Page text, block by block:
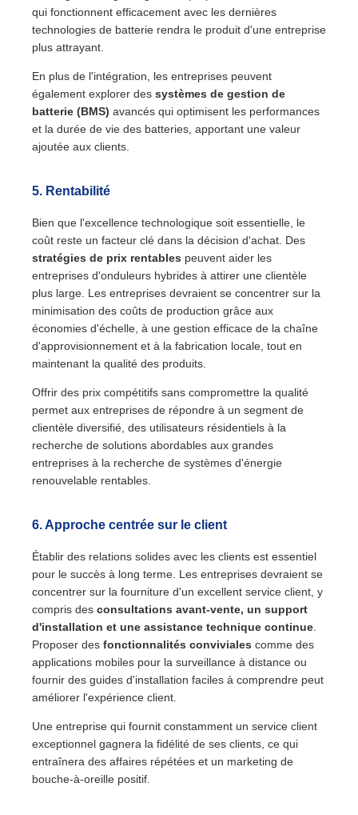
qui fonctionnent efficacement avec les dernières
technologies de batterie rendra le produit d'une entreprise
plus attrayant.
En plus de l'intégration, les entreprises peuvent
également explorer des systèmes de gestion de
batterie (BMS) avancés qui optimisent les performances
et la durée de vie des batteries, apportant une valeur
ajoutée aux clients.
5. Rentabilité
Bien que l'excellence technologique soit essentielle, le
coût reste un facteur clé dans la décision d'achat. Des
stratégies de prix rentables peuvent aider les
entreprises d'onduleurs hybrides à attirer une clientèle
plus large. Les entreprises devraient se concentrer sur la
minimisation des coûts de production grâce aux
économies d'échelle, à une gestion efficace de la chaîne
d'approvisionnement et à la fabrication locale, tout en
maintenant la qualité des produits.
Offrir des prix compétitifs sans compromettre la qualité
permet aux entreprises de répondre à un segment de
clientèle diversifié, des utilisateurs résidentiels à la
recherche de solutions abordables aux grandes
entreprises à la recherche de systèmes d'énergie
renouvelable rentables.
6.Approche centrée sur le client
Établir des relations solides avec les clients est essentiel
pour le succès à long terme. Les entreprises devraient se
concentrer sur la fourniture d'un excellent service client, y
compris des consultations avant-vente, un support
d'installation et une assistance technique continue
Proposer des fonctionnalités conviviales comme des
applications mobiles pour la surveillance à distance ou
fournir des guides d'installation faciles à comprendre peut
améliorer l'expérience client.
Une entreprise qui fournit constamment un service client
exceptionnel gagnera la fidélité de ses clients, ce qui
entraînera des affaires répétées et un marketing de
bouche-à-oreille positif.